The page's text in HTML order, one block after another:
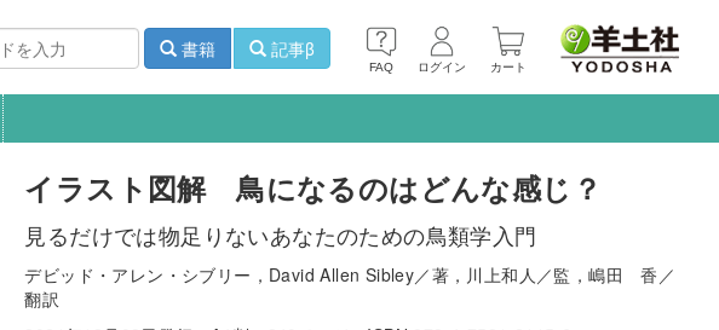
FAQ ログイン カート
書籍 記事β
イラスト図解 鳥になるのはどんな感じ？
見るだけでは物足りないあなたのための鳥類学入門
デビッド・アレン・シブリー，David Allen Sibley／著，川上和人／監，嶋田 香／
翻訳